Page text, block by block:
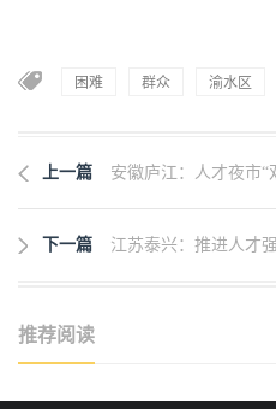
困难 群众 渝水区
上一篇 安徽庐江：人才夜市“
下一篇 江苏泰兴：推进人才
推荐阅读